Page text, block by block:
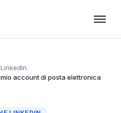
›
account di posta elettronica